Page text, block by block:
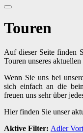
Touren
Auf dieser Seite finden
Touren unseres aktuellen
Wenn Sie uns bei
sich einfach an die
freuen uns sehr über
Hier finden Sie unser
Aktive Filter: Adler